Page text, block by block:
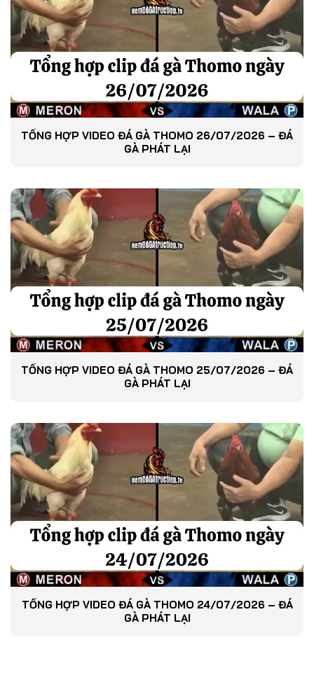
TỔNG HỢP VIDEO ĐÁ GÀ THOMO 26/07/2026 – ĐÁ
GÀ PHÁT LẠI
TỔNG HỢP VIDEO ĐÁ GÀ THOMO 25/07/2026 – ĐÁ
GÀ PHÁT LẠI
TỔNG HỢP VIDEO ĐÁ GÀ THOMO 24/07/2026 – ĐÁ
GÀ PHÁT LẠI